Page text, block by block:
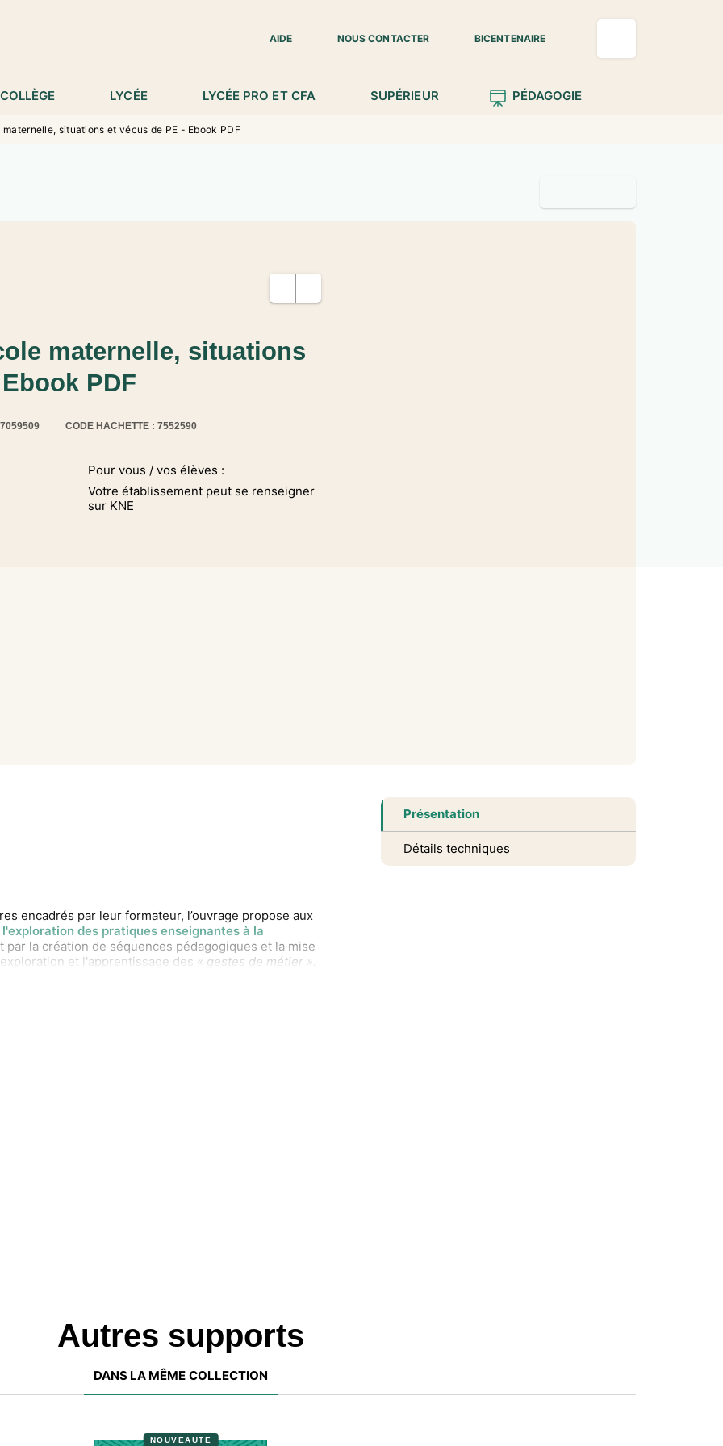
AIDE
NOUS CONTACTER BICENTENAIRE
COLLÈGE LYCÉE LYCÉE PRO ET CFA SUPÉRIEUR PÉDAGOGIE
situations et vécus de PE - Ebook PDF
maternelle, situations
PDF
CODE HACHETTE : 7552590
Pour vous / vos élèves :
Votre établissement peut se renseigner
sur KNE
encadrés par leur formateur, l’ouvrage propose aux
des pratiques enseignantes à la
par la création de séquences pédagogiques et la mise
et l'apprentissage des « gestes de métier ».
Présentation
Détails techniques
Autres supports
DANS LA MÊME COLLECTION
NOUVEAUTÉ